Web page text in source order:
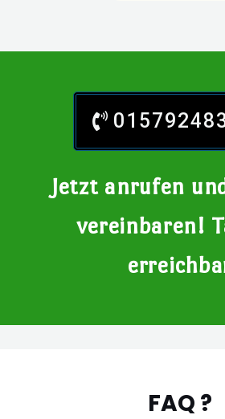
Jetzt anrufen
vereinbaren!
FAQ ?